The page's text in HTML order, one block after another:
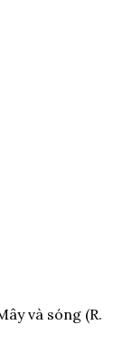
và sóng (R.